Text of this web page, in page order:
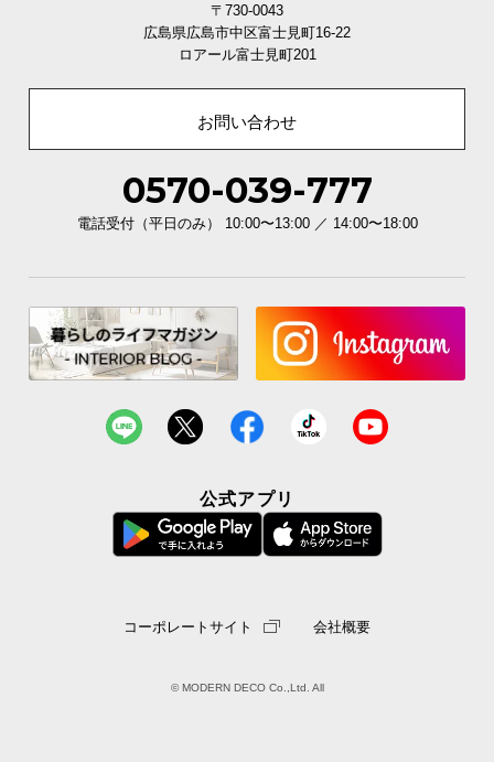
機能の損壊・部品の紛失など予期せぬトラブルに
も無償で対応。ご購入3ヶ月以内に不具合が発生し
た場合、新しくご交換させて頂きます。
〒730-0043
広島県広島市中区富士見町16-22
ロアール富士見町201
お問い合わせ
0570-039-777
電話受付（平日のみ） 10:00〜13:00 ／ 14:00〜18:00
公式アプリ
コーポレートサイト 会社概要
© MODERN DECO Co.,Ltd. All